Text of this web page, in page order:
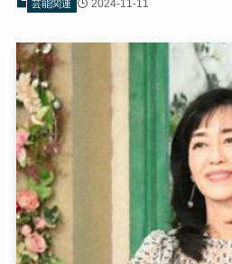
芸能関連 2024-11-11